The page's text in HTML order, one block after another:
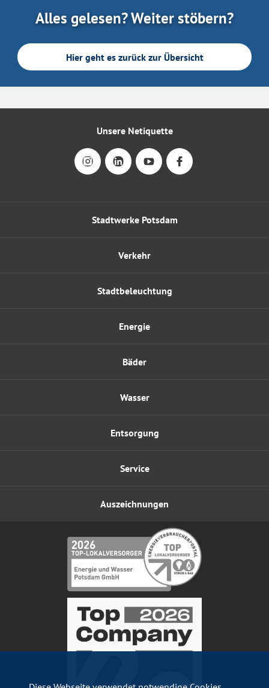
Alles gelesen? Weiter stöbern?
Hier geht es zurück zur Übersicht
Stadtwerke Potsdam
Energie
Wasser
Verkehr
Bäder
Entsorgung
Stadtbeleuchtung
Service
Auszeichnungen
Unsere Netiquette